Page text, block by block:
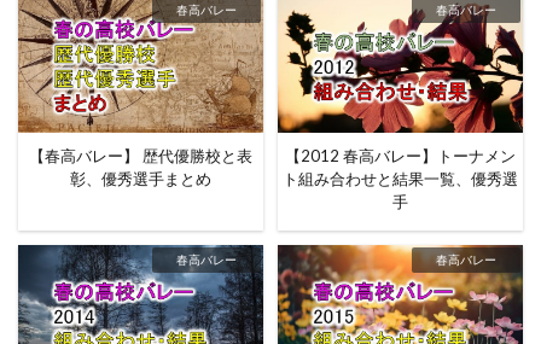
春高バレー
【春高バレー】 歴代優勝校と表
彰、優秀選手まとめ
春高バレー
【2012 春高バレー】トーナメン
ト組み合わせと結果一覧、優秀選
手
春高バレー 春高バレー